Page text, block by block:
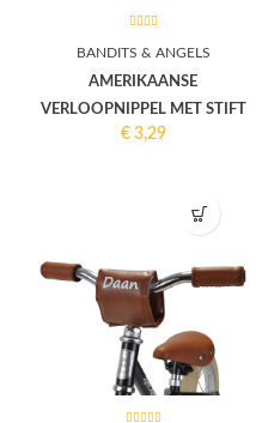
BANDITS & ANGELS
AMERIKAANSE
VERLOOPNIPPEL MET STIFT
€ 3,29